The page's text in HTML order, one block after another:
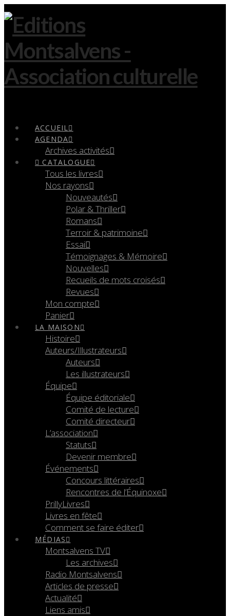
ACCUEIL
AGENDA
Archives activités
CATALOGUE
Tous les livres
Nos rayons
Nouveautés
Polar & Thriller
Romans
Terroir & patrimoine
Essai
Témoignages & Mémoire
Nouvelles
Recueils de mots croisés
Revues
Mon compte
Panier
LA MAISON
Histoire
Auteurs/Illustrateurs
Auteurs
Les illustrateurs
Équipe
Équipe éditoriale
Comité de lecture
Comité directeur
L’association
Statuts
Devenir membre
Événements
Concours littéraires
Rencontres de l’Équinoxe
PrillyLivres
Livres en fête
Comment se faire éditer
MÉDIAS
Montsalvens TV
Les archives
Radio Montsalvens
Articles de presse
Actualité
Liens amis